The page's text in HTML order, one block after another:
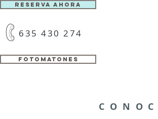
RESERVA AHORA
635 430 274
FOTOMATONES